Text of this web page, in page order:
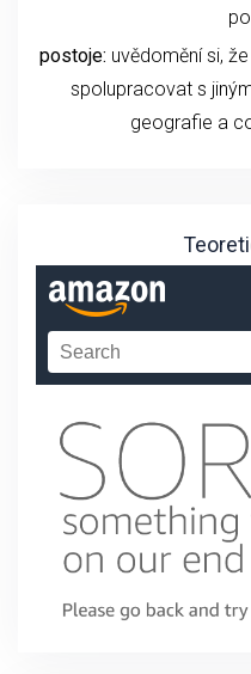
postoje: uvědomění si,
spolupracovat s
geografie a